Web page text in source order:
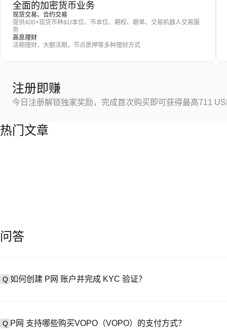
全面的加密货币业务
现货交易、合约交易
提供400+现货币种&U本位、币本位、期权、跟单、交易机器人交易服
务
高息理财
活期理财，大额活期，节点质押等多种理财方式
注册即赚
今日注册解锁独家奖励，完成首次购买即可获得最高711
热门文章
问答
Q 如何创建 P网 账户并完成 KYC 验证？
Q P网 支持哪些购买VOPO（VOPO）的支付方式？